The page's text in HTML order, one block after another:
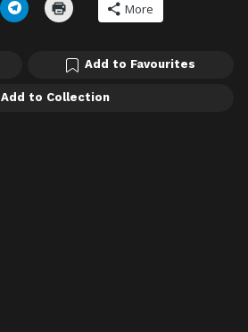
More
Add to Favourites
Add to Collection